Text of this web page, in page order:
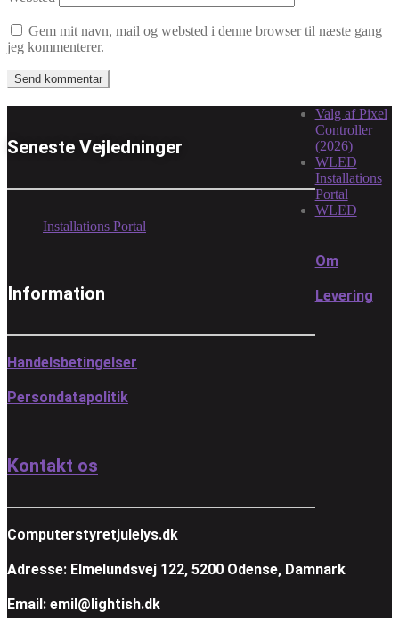
Gem mit navn, mail og websted i denne browser til næste gang
jeg kommenterer.
Seneste Vejledninger
Valg af Pixel
Controller
(2026)
WLED
Installations
Portal
WLED
Installations Portal
Information
Om
Levering
Handelsbetingelser
Persondatapolitik
Kontakt os
Computerstyretjulelys.dk
Adresse: Elmelundsvej 122, 5200 Odense, Damnark
Email: emil@lightish.dk